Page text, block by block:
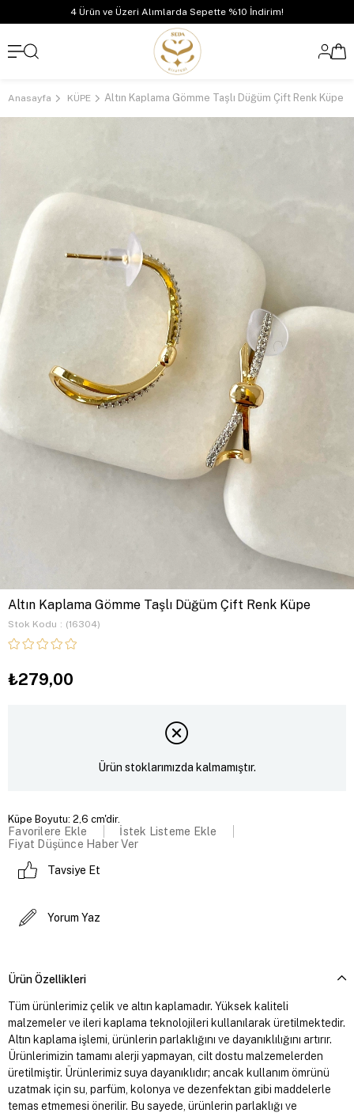
4 Ürün ve Üzeri Alımlarda Sepette %10 İndirim!
Anasayfa KÜPE Altın Kaplama Gömme Taşlı Düğüm Çift Renk Küpe
Altın Kaplama Gömme Taşlı Düğüm Çift Renk Küpe
Stok Kodu (16304)
₺279,00
Ürün stoklarımızda kalmamıştır.
Küpe Boyutu: 2,6 cm'dir.
Favorilere Ekle
İstek Listeme Ekle
Fiyat Düşünce Haber Ver
Tavsiye Et
Yorum Yaz
Ürün Özellikleri
Tüm ürünlerimiz çelik ve altın kaplamadır. Yüksek kaliteli
malzemeler ve ileri kaplama teknolojileri kullanılarak üretilmektedir.
Altın kaplama işlemi, ürünlerin parlaklığını ve dayanıklılığını artırır.
Ürünlerimizin tamamı alerji yapmayan, cilt dostu malzemelerden
üretilmiştir. Ürünlerimiz suya dayanıklıdır; ancak kullanım ömrünü
uzatmak için su, parfüm, kolonya ve dezenfektan gibi maddelerle
temas etmemesi önerilir. Bu sayede, ürünlerin parlaklığı ve